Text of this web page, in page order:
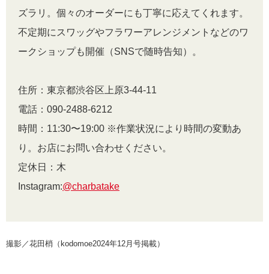
ズラリ。個々のオーダーにも丁寧に応えてくれます。
不定期にスワッグやフラワーアレンジメントなどのワ
ークショップも開催（SNSで随時告知）。
住所：東京都渋谷区上原3-44-11
電話：090-2488-6212
時間：11:30〜19:00 ※作業状況により時間の変動あ
り。お店にお問い合わせください。
定休日：木
Instagram:@charbatake
撮影／花田梢（kodomoe2024年12月号掲載）